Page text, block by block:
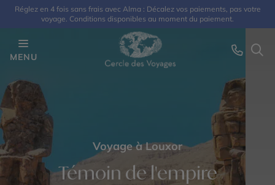
Réglez en 4 fois sans frais avec Alma : Décalez vos paiements, pas votre
voyage. Conditions disponibles au moment du paiement.
MENU
Voyage à Louxor
Témoin de l'empire